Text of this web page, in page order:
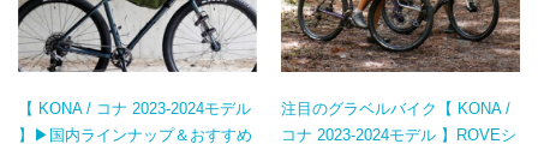
【 KONA / コナ 2023-2024モデル
】▶国内ラインナップ＆おすすめ
注目のグラベルバイク【 KONA /
コナ 2023-2024モデル 】ROVEシ